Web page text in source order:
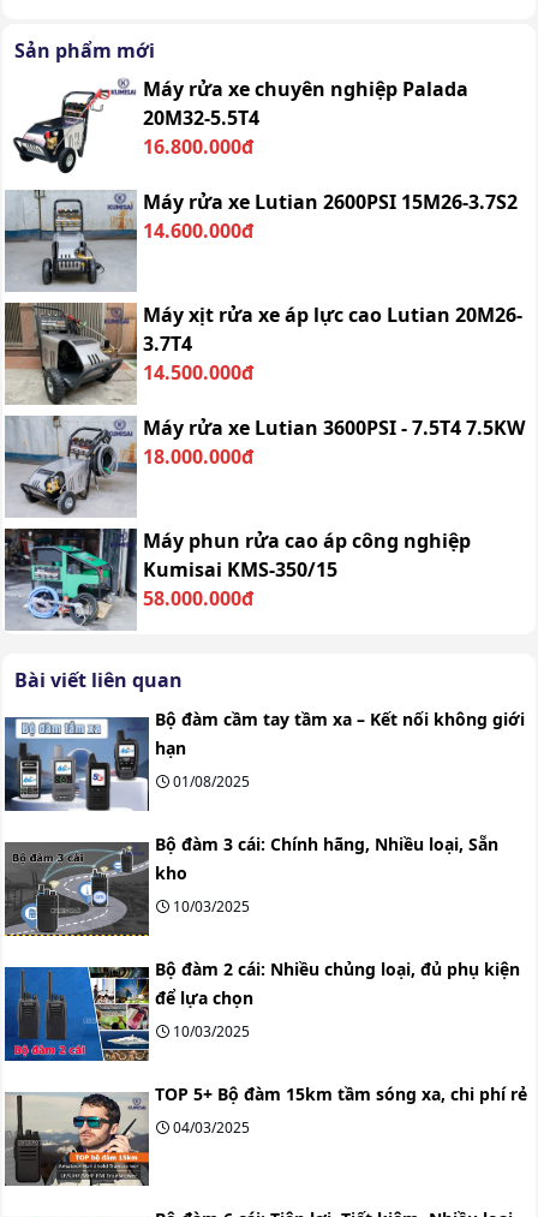
Sản phẩm mới
Máy rửa xe chuyên nghiệp Palada
20M32-5.5T4
16.800.000đ
Máy rửa xe Lutian 2600PSI 15M26-3.7S2
14.600.000đ
Máy xịt rửa xe áp lực cao Lutian 20M26-
3.7T4
14.500.000đ
Máy rửa xe Lutian 3600PSI - 7.5T4 7.5KW
18.000.000đ
Máy phun rửa cao áp công nghiệp
Kumisai KMS-350/15
58.000.000đ
Bài viết liên quan
Bộ đàm cầm tay tầm xa – Kết nối không giới
hạn
01/08/2025
Bộ đàm 3 cái: Chính hãng, Nhiều loại, Sẵn
kho
10/03/2025
Bộ đàm 2 cái: Nhiều chủng loại, đủ phụ kiện
để lựa chọn
10/03/2025
TOP 5+ Bộ đàm 15km tầm sóng xa, chi phí rẻ
04/03/2025